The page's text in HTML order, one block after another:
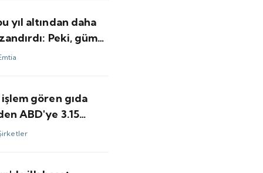
yıl altından daha
Peki, gümüş
bundan sonrası
gören gıda
ABD'ye 3.15
satış